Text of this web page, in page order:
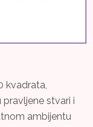
kvadrata,
stvari i
ambijentu